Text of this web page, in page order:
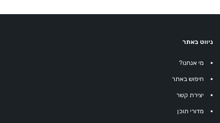
ניווט באתר
מי אנחנו?
חיפוש באתר
יצירת קשר
מדורי תוכן